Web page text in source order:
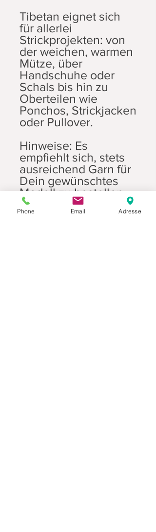
Tibetan eignet sich
für allerlei
Strickprojekten: von
der weichen, warmen
Mütze, über
Handschuhe oder
Schals bis hin zu
Oberteilen wie
Ponchos, Strickjacken
oder Pullover.
Hinweise: Es
empfiehlt sich, stets
ausreichend Garn für
Dein gewünschtes
Modell zu bestellen.
Nur so kannst
Du sicherstellen, dass
Phone Email Adresse